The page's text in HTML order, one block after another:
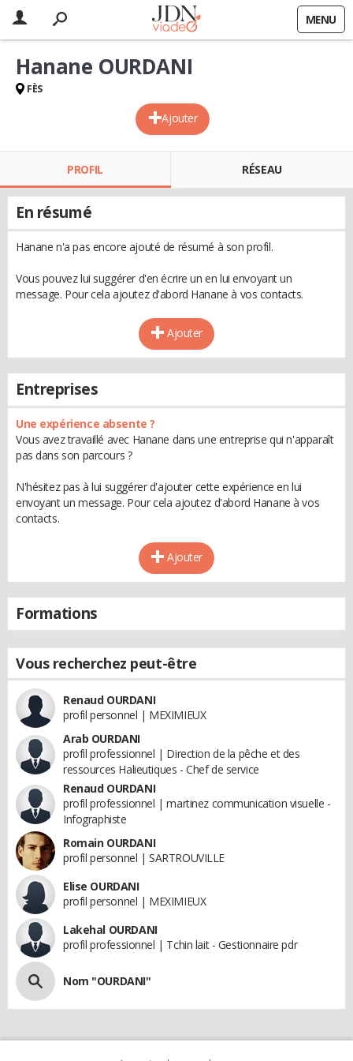
MENU
Ajouter
Hanane OURDANI
FÈS
PROFIL RÉSEAU
En résumé
Hanane n'a pas encore ajouté de résumé à son profil.
Vous pouvez lui suggérer d'en écrire un en lui envoyant un
message. Pour cela ajoutez d'abord Hanane à vos contacts.
Ajouter
Entreprises
Une expérience absente ?
Vous avez travaillé avec Hanane dans une entreprise qui n'apparaît
pas dans son parcours ?
N'hésitez pas à lui suggérer d'ajouter cette expérience en lui
envoyant un message. Pour cela ajoutez d'abord Hanane à vos
contacts.
Ajouter
Formations
Vous recherchez peut-être
Renaud OURDANI
profil personnel | MEXIMIEUX
Arab OURDANI
profil professionnel | Direction de la pêche et des
ressources Halieutiques - Chef de service
Renaud OURDANI
profil professionnel | martinez communication visuelle -
Infographiste
Romain OURDANI
profil personnel | SARTROUVILLE
Elise OURDANI
profil personnel | MEXIMIEUX
Lakehal OURDANI
profil professionnel | Tchin lait - Gestionnaire pdr
Nom "OURDANI"